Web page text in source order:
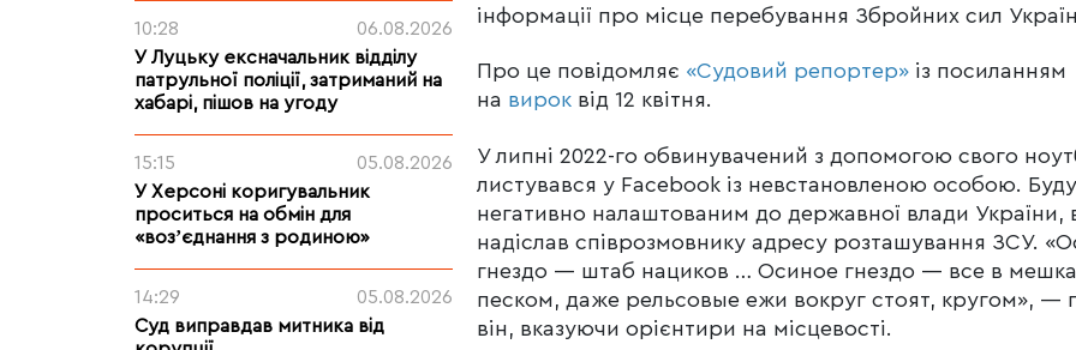
10:28
06.08.2026
У Луцьку ексначальник відділу
патрульної поліції, затриманий на
хабарі, пішов на угоду
15:15
05.08.2026
У Херсоні коригувальник
проситься на обмін для
«возʼєднання з родиною»
14:29
05.08.2026
Суд виправдав митника від
інформації про місце перебування Збройних сил
Про це повідомляє «Судовий репортер» із посиланням
на вирок від 12 квітня.
У липні 2022-го обвинувачений з допомогою свого
листувався у Facebook із невстановленою особою.
негативно налаштованим до державної влади України,
надіслав співрозмовнику адресу розташування ЗСУ.
гнездо — штаб нациков … Осиное гнездо — все в
песком, даже рельсовые ежи вокруг стоят, кругом», —
він, вказуючи орієнтири на місцевості.